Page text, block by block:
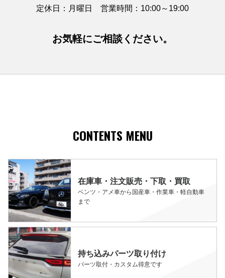
定休日：月曜日 営業時間：10:00～19:00
お気軽にご相談ください。
CONTENTS MENU
在庫車・注文販売・下取・買取
ベンツ・アメ車から国産車・作業車・軽自動車
まで
持ち込みパーツ取り付け
パーツ取付・カスタム得意です